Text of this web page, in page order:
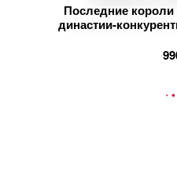
Последние
династии-
В